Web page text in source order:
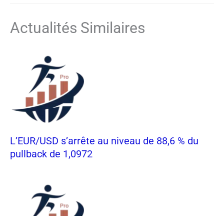
Actualités Similaires
L’EUR/USD s’arrête au niveau de 88,6 % du
pullback de 1,0972